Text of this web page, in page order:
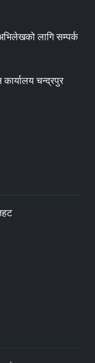
लागि सम्पर्क
चन्द्रपुर